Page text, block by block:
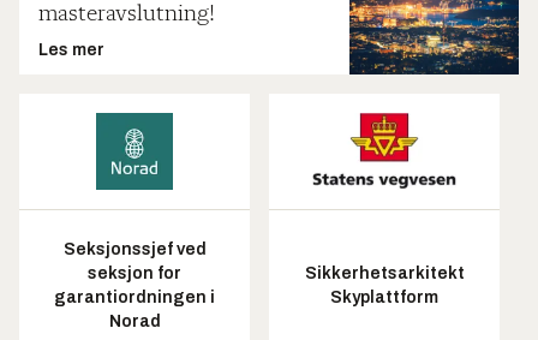
masteravslutning!
Les mer
Seksjonssjef ved
seksjon for
garantiordningen i
Norad
Sikkerhetsarkitekt
Skyplattform